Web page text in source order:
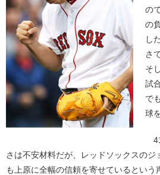
の
の
し
さ
そ
試
で
球
さは不安材料だが、レッドソックスのジ
も上原に全幅の信頼を寄せているとい